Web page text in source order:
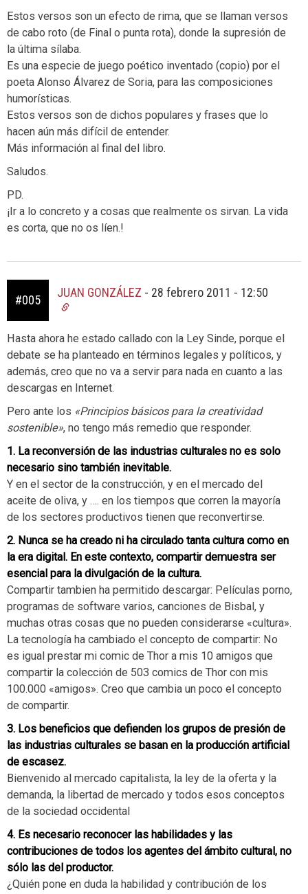
Estos versos son un efecto de rima, que se llaman versos
de cabo roto (de Final o punta rota), donde la supresión de
la última sílaba.
Es una especie de juego poético inventado (copio) por el
poeta Alonso Álvarez de Soria, para las composiciones
humorísticas.
Estos versos son de dichos populares y frases que lo
hacen aún más difícil de entender.
Más información al final del libro.
Saludos.
PD.
¡Ir a lo concreto y a cosas que realmente os sirvan. La vida
es corta, que no os líen.!
#005
JUAN GONZÁLEZ - 28 febrero 2011 - 12:50
Hasta ahora he estado callado con la Ley Sinde, porque el
debate se ha planteado en términos legales y políticos, y
además, creo que no va a servir para nada en cuanto a las
descargas en Internet.
Pero ante los «Principios básicos para la creatividad
sostenible», no tengo más remedio que responder.
1. La reconversión de las industrias culturales no es solo
necesario sino también inevitable.
Y en el sector de la construcción, y en el mercado del
aceite de oliva, y …. en los tiempos que corren la mayoría
de los sectores productivos tienen que reconvertirse.
2. Nunca se ha creado ni ha circulado tanta cultura como en
la era digital. En este contexto, compartir demuestra ser
esencial para la divulgación de la cultura.
Compartir tambien ha permitido descargar: Películas porno,
programas de software varios, canciones de Bisbal, y
muchas otras cosas que no pueden considerarse «cultura».
La tecnología ha cambiado el concepto de compartir: No
es igual prestar mi comic de Thor a mis 10 amigos que
compartir la colección de 503 comics de Thor con mis
100.000 «amigos». Creo que cambia un poco el concepto
de compartir.
3. Los beneficios que defienden los grupos de presión de
las industrias culturales se basan en la producción artificial
de escasez.
Bienvenido al mercado capitalista, la ley de la oferta y la
demanda, la libertad de mercado y todos esos conceptos
de la sociedad occidental
4. Es necesario reconocer las habilidades y las
contribuciones de todos los agentes del ámbito cultural, no
sólo las del productor.
¿Quién pone en duda la habilidad y contribución de los